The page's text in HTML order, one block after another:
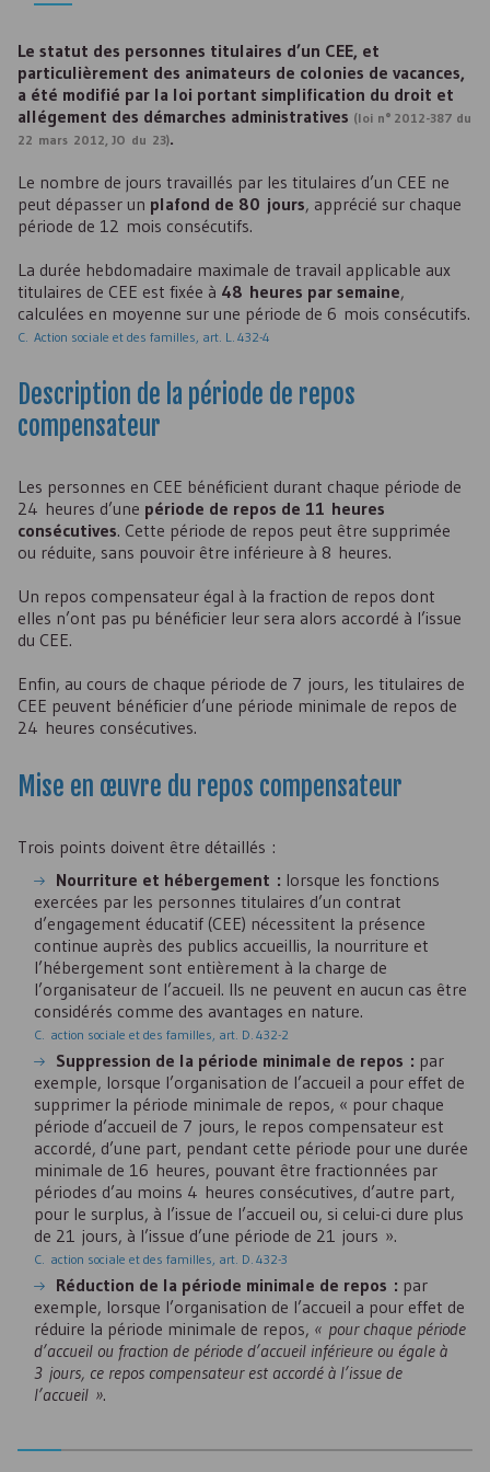
Le statut des personnes titulaires d’un CEE, et
particulièrement des animateurs de colonies de vacances,
a été modifié par la loi portant simplification du droit et
allégement des démarches administratives (loi n° 2012-387 du
22 mars 2012, JO du 23).
Le nombre de jours travaillés par les titulaires d’un CEE ne
peut dépasser un plafond de 80 jours, apprécié sur chaque
période de 12 mois consécutifs.
La durée hebdomadaire maximale de travail applicable aux
titulaires de CEE est fixée à 48 heures par semaine,
calculées en moyenne sur une période de 6 mois consécutifs.
C. Action sociale et des familles, art. L. 432-4
Description de la période de repos
compensateur
Les personnes en CEE bénéficient durant chaque période de
24 heures d’une période de repos de 11 heures
consécutives. Cette période de repos peut être supprimée
ou réduite, sans pouvoir être inférieure à 8 heures.
Un repos compensateur égal à la fraction de repos dont
elles n’ont pas pu bénéficier leur sera alors accordé à l’issue
du CEE.
Enfin, au cours de chaque période de 7 jours, les titulaires de
CEE peuvent bénéficier d’une période minimale de repos de
24 heures consécutives.
Mise en œuvre du repos compensateur
Trois points doivent être détaillés :
Nourriture et hébergement : lorsque les fonctions
exercées par les personnes titulaires d’un contrat
d’engagement éducatif (CEE) nécessitent la présence
continue auprès des publics accueillis, la nourriture et
l’hébergement sont entièrement à la charge de
l’organisateur de l’accueil. Ils ne peuvent en aucun cas être
considérés comme des avantages en nature.
C. action sociale et des familles, art. D. 432-2
Suppression de la période minimale de repos : par
exemple, lorsque l’organisation de l’accueil a pour effet de
supprimer la période minimale de repos, « pour chaque
période d’accueil de 7 jours, le repos compensateur est
accordé, d’une part, pendant cette période pour une durée
minimale de 16 heures, pouvant être fractionnées par
périodes d’au moins 4 heures consécutives, d’autre part,
pour le surplus, à l’issue de l’accueil ou, si celui-ci dure plus
de 21 jours, à l’issue d’une période de 21 jours ».
C. action sociale et des familles, art. D. 432-3
Réduction de la période minimale de repos : par
exemple, lorsque l’organisation de l’accueil a pour effet de
réduire la période minimale de repos, « pour chaque période
d’accueil ou fraction de période d’accueil inférieure ou égale à
3 jours, ce repos compensateur est accordé à l’issue de
l’accueil ».